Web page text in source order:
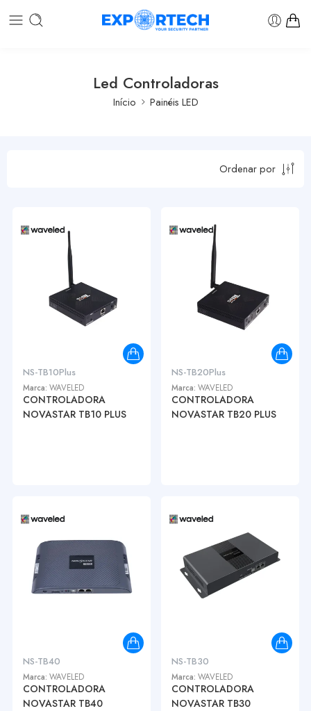
Led Controladoras
Início Painéis LED
Ordenar por
NS-TB10Plus
Marca: WAVELED
CONTROLADORA
NOVASTAR TB10 PLUS
NS-TB20Plus
Marca: WAVELED
CONTROLADORA
NOVASTAR TB20 PLUS
NS-TB40
Marca: WAVELED
CONTROLADORA
NOVASTAR TB40
NS-TB30
Marca: WAVELED
CONTROLADORA
NOVASTAR TB30